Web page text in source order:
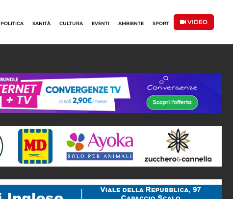
POLITICA SANITÀ CULTURA EVENTI AMBIENTE SPORT VIDEO